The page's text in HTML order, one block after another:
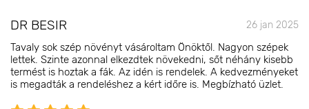
DR BESIR 26 jan 2025
Tavaly sok szép növényt vásároltam Önöktől. Nagyon szépek
lettek. Szinte azonnal elkezdtek növekedni, sőt néhány kisebb
termést is hoztak a fák. Az idén is rendelek. A kedvezményeket
is megadták a rendeléshez a kért időre is. Megbízható üzlet.